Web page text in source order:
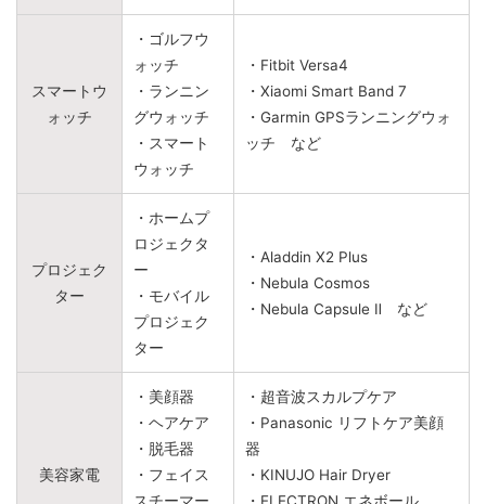
スマートウ
ォッチ
・ゴルフウ
ォッチ
・ランニン
グウォッチ
・スマート
ウォッチ
・Fitbit Versa4
・Xiaomi Smart Band 7
・Garmin GPSランニングウォ
ッチ など
プロジェク
ター
・ホームプ
ロジェクタ
ー
・モバイル
プロジェク
ター
・Aladdin X2 Plus
・Nebula Cosmos
・Nebula Capsule Ⅱ など
美容家電
・美顔器
・ヘアケア
・脱毛器
・フェイス
スチーマー
・超音波スカルプケア
・Panasonic リフトケア美顔
器
・KINUJO Hair Dryer
・ELECTRON エネボール